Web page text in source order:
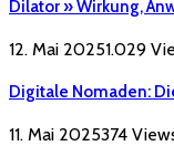
Dilator » Wirkung,
12. Mai 20251.029
Digitale Nomaden:
11. Mai 2025374